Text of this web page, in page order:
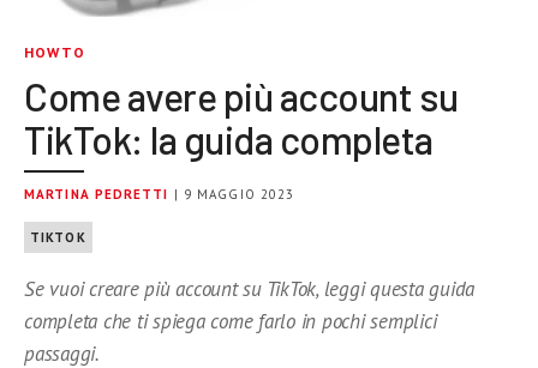
HOWTO
Come avere più account su
TikTok: la guida completa
MARTINA PEDRETTI | 9 MAGGIO 2023
TIKTOK
Se vuoi creare più account su TikTok, leggi questa guida
completa che ti spiega come farlo in pochi semplici
passaggi.